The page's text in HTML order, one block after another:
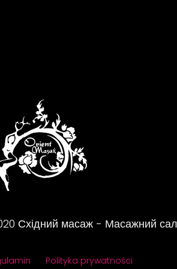
Східний масаж - Масажний
Polityka prywatności